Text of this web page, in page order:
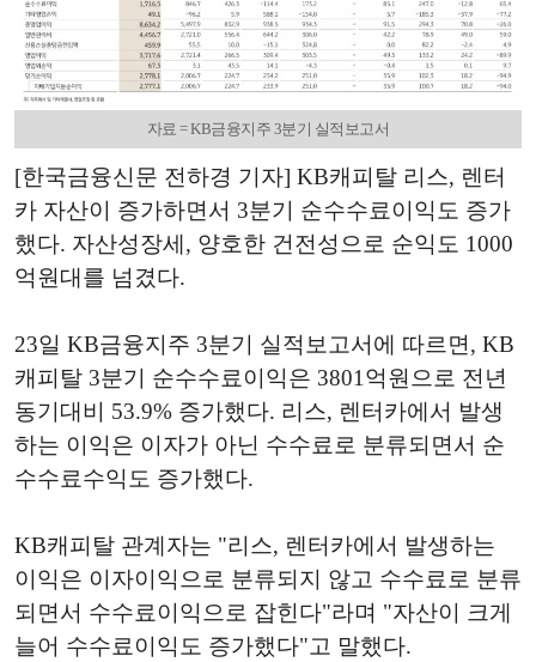
자료 = KB금융지주 3분기 실적보고서
[한국금융신문 전하경 기자] KB캐피탈 리스, 렌터
카 자산이 증가하면서 3분기 순수수료이익도 증가
했다. 자산성장세, 양호한 건전성으로 순익도 1000
억원대를 넘겼다.
23일 KB금융지주 3분기 실적보고서에 따르면, KB
캐피탈 3분기 순수수료이익은 3801억원으로 전년
동기대비 53.9% 증가했다. 리스, 렌터카에서 발생
하는 이익은 이자가 아닌 수수료로 분류되면서 순
수수료수익도 증가했다.
KB캐피탈 관계자는 "리스, 렌터카에서 발생하는
이익은 이자이익으로 분류되지 않고 수수료로 분류
되면서 수수료이익으로 잡힌다"라며 "자산이 크게
늘어 수수료이익도 증가했다"고 말했다.